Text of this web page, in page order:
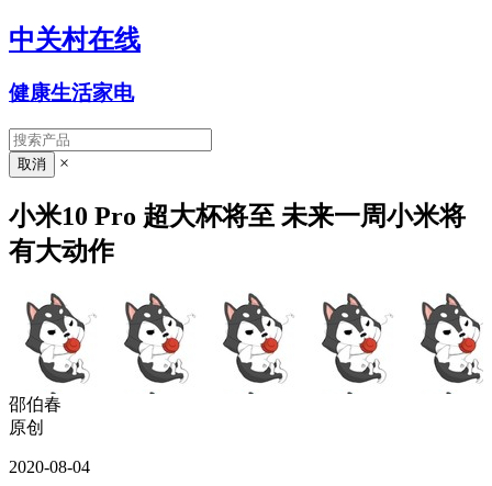
中关村在线
健康生活家电
×
小米10 Pro 超大杯将至 未来一周小米将
有大动作
邵伯春
原创
2020-08-04